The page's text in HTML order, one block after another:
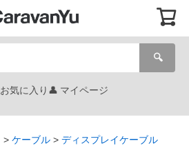
🔍
お気に入り マイページ
ケーブル ディスプレイケーブル